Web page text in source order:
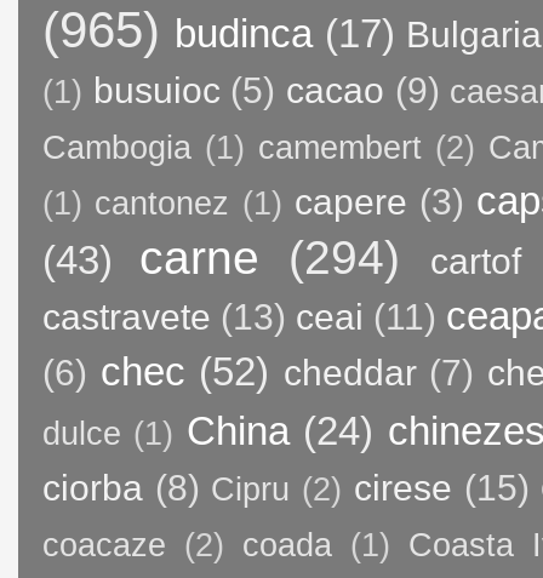
(965) budinca (17) Bulgaria
(1) busuioc (5) cacao (9)
Cambogia (1) camembert (2)
(1) cantonez (1) capere (3)
(43)
carne (294)
cartof
castravete (13) ceai (11)
(6) chec (52) cheddar (7)
dulce (1) China (24)
ciorba (8) Cipru (2) cirese (15)
coacaze (2) coada (1) Coasta